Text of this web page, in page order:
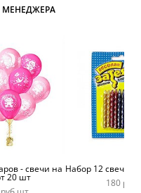
МЕНЕДЖЕРА
- свечи на
20 шт
Набор 12 свечей
180 руб